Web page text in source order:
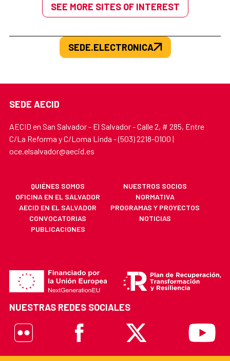
SEE MORE SITES OF INTEREST
SEDE.ELECTRONICA
SEDE AECID
AECID en San Salvador - El Salvador - Calle 2, # 285, Entre
C/La Reforma y C/Loma Linda - (503) 2218-0100 |
oce.elsalvador@aecid.es
QUIÉNES SOMOS
NUESTROS SOCIOS
OFICINA EN EL SALVADOR
NORMATIVA
AECID EN EL SALVADOR
PROGRAMAS Y PROYECTOS
CONVOCATORIAS
NOTICIAS
PUBLICACIONES
NUESTRAS REDES SOCIALES
Flickr
Facebook X Youtube